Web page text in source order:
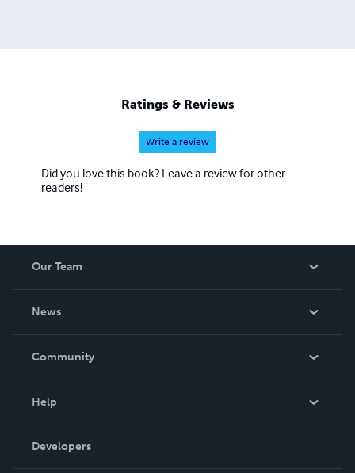
forgiveness, esp, breakthrough, surrender, slavery,
holocaust, defensive positions, ration
Ratings & Reviews
Write a review
Did you love this book? Leave a review for other
readers!
Our Team
News
In The News
Community
Podcast
Help
Order Lookup
Knowledge Base
Developers